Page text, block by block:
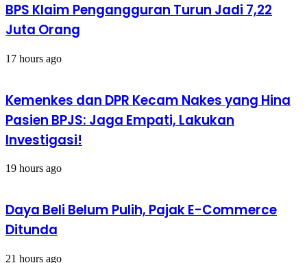
BPS Klaim Pengangguran Turun Jadi 7,22
Juta Orang
17 hours ago
Kemenkes dan DPR Kecam Nakes yang Hina
Pasien BPJS: Jaga Empati, Lakukan
Investigasi!
19 hours ago
Daya Beli Belum Pulih, Pajak E-Commerce
Ditunda
21 hours ago